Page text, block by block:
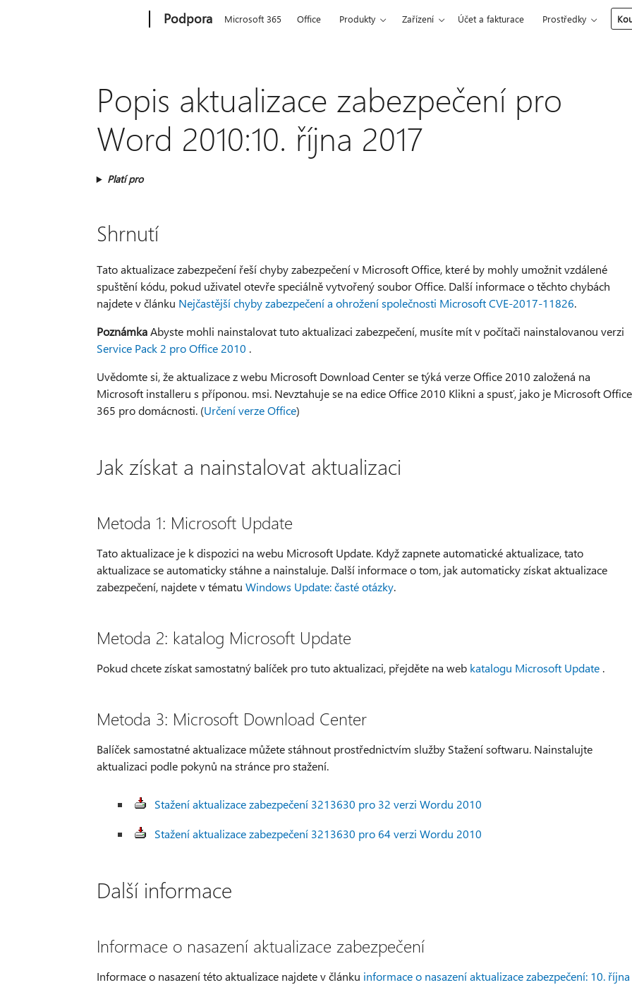
Podpora Microsoft 365 Office Produkty Zařízení Účet a fakturace Prostředky
Popis aktualizace zabezpečení pro
Word 2010:10. října 2017
Platí pro
Shrnutí
Tato aktualizace zabezpečení řeší chyby zabezpečení v Microsoft Office, které by mohly umožnit vzdálené
spuštění kódu, pokud uživatel otevře speciálně vytvořený soubor Office. Další informace o těchto chybách
najdete v článku Nejčastější chyby zabezpečení a ohrožení společnosti Microsoft CVE-2017-11826.
PoznámkaAbyste mohli nainstalovat tuto aktualizaci zabezpečení, musíte mít v počítači nainstalovanou verzi
Service Pack 2 pro Office 2010 .
Uvědomte si, že aktualizace z webu Microsoft Download Center se týká verze Office 2010 založená na
Microsoft installeru s příponou. msi. Nevztahuje se na edice Office 2010 Klikni a spusť, jako je Microsoft Office
365 pro domácnosti. (Určení verze Office)
Jak získat a nainstalovat aktualizaci
Metoda 1: Microsoft Update
Tato aktualizace je k dispozici na webu Microsoft Update. Když zapnete automatické aktualizace, tato
aktualizace se automaticky stáhne a nainstaluje. Další informace o tom, jak automaticky získat aktualizace
zabezpečení, najdete v tématu Windows Update: časté otázky.
Metoda 2: katalog Microsoft Update
Pokud chcete získat samostatný balíček pro tuto aktualizaci, přejděte na web katalogu Microsoft Update.
Metoda 3: Microsoft Download Center
Balíček samostatné aktualizace můžete stáhnout prostřednictvím služby Stažení softwaru. Nainstalujte
aktualizaci podle pokynů na stránce pro stažení.
Stažení aktualizace zabezpečení 3213630 pro 32 verzi Wordu 2010
Stažení aktualizace zabezpečení 3213630 pro 64 verzi Wordu 2010
Další informace
Informace o nasazení aktualizace zabezpečení
Informace o nasazení této aktualizace najdete v článku informace o nasazení aktualizace zabezpečení: 10. října